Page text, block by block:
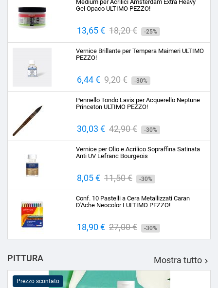
Medium per Acrilici Amsterdam Extra Heavy
Gel Opaco ULTIMO PEZZO!
Prezzo
13,65 € Prezzo
base
18,20 € -25%
Vernice Brillante per Tempera Maimeri ULTIMO
PEZZO!
Prezzo
6,44 € Prezzo
base
9,20 € -30%
Pennello Tondo Lavis per Acquerello Neptune
Princeton ULTIMO PEZZO!
Prezzo
30,03 € Prezzo
base
42,90 € -30%
Vernice per Olio e Acrilico Sopraffina Satinata
Anti UV Lefranc Bourgeois
Prezzo
8,05 € Prezzo
base
11,50 € -30%
Conf. 10 Pastelli a Cera Metallizzati Caran
D'Ache Neocolor I ULTIMO PEZZO!
Prezzo
18,90 € Prezzo
base
27,00 € -30%
PITTURA Mostra tutto 
Prezzo scontato